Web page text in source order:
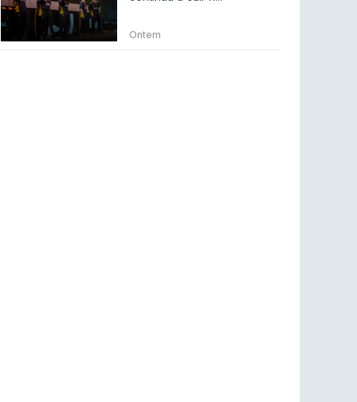
Betclic renova parceria com a RTP Arena para
a época 2026/27
Ontem